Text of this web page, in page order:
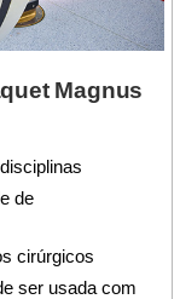
Magnus
de
cirúrgicos
ser usada com